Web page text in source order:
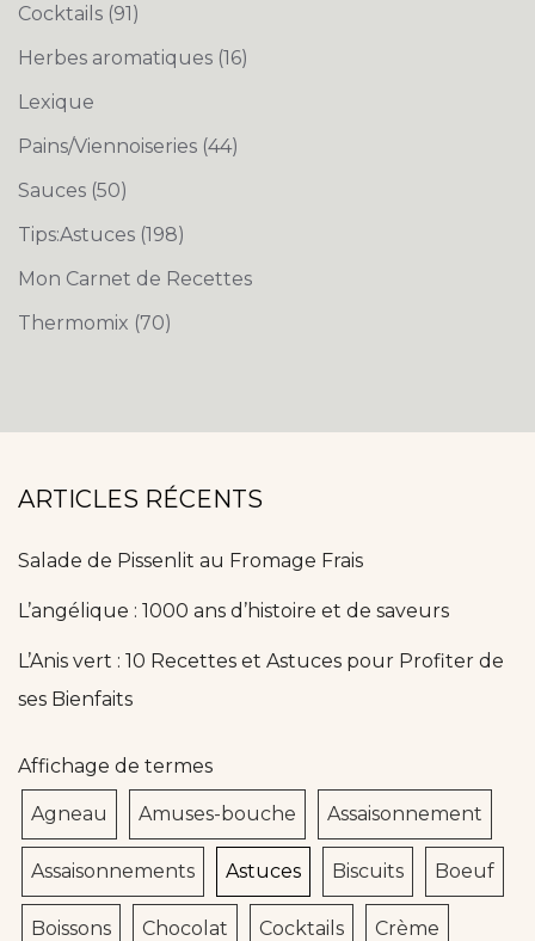
Cocktails (91)
Herbes aromatiques (16)
Lexique
Pains/Viennoiseries (44)
Sauces (50)
Tips:Astuces (198)
Mon Carnet de Recettes
Thermomix (70)
ARTICLES RÉCENTS
Salade de Pissenlit au Fromage Frais
L’angélique : 1000 ans d’histoire et de saveurs
L’Anis vert : 10 Recettes et Astuces pour Profiter de
ses Bienfaits
Affichage de termes
Agneau Amuses-bouche Assaisonnement
Assaisonnements Astuces Biscuits Boeuf
Boissons Chocolat Cocktails Crème